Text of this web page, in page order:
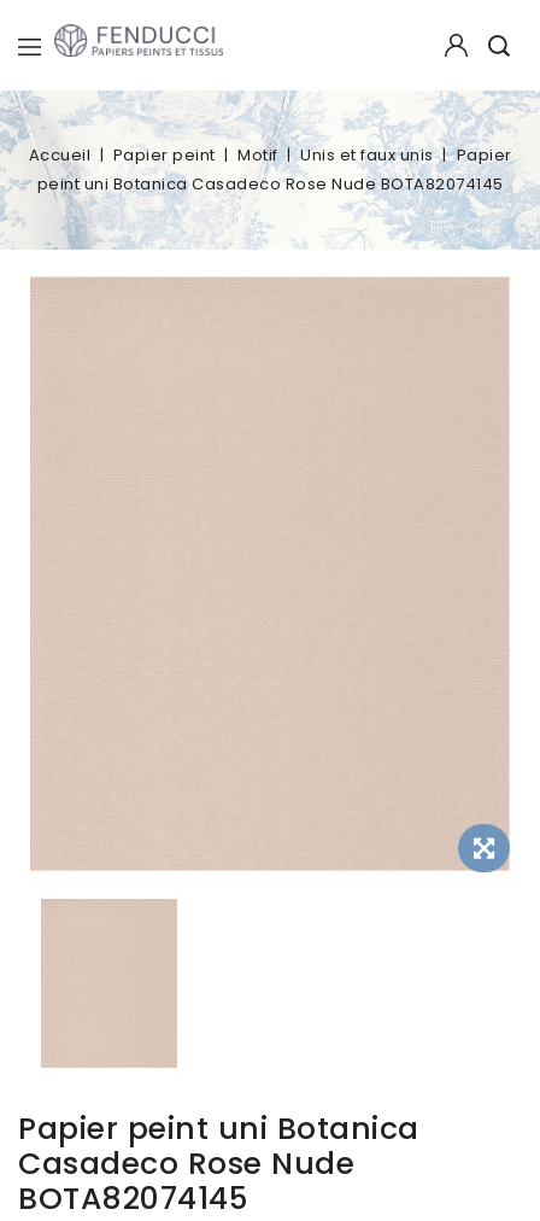
Accueil Papier peint Motif Unis et faux unis
Papier
peint uni Botanica Casadeco Rose Nude BOTA82074145
Papier peint uni Botanica
Casadeco Rose Nude
BOTA82074145